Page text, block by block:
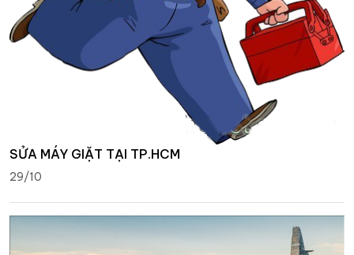
SỬA MÁY GIẶT TẠI TP.HCM
29/10